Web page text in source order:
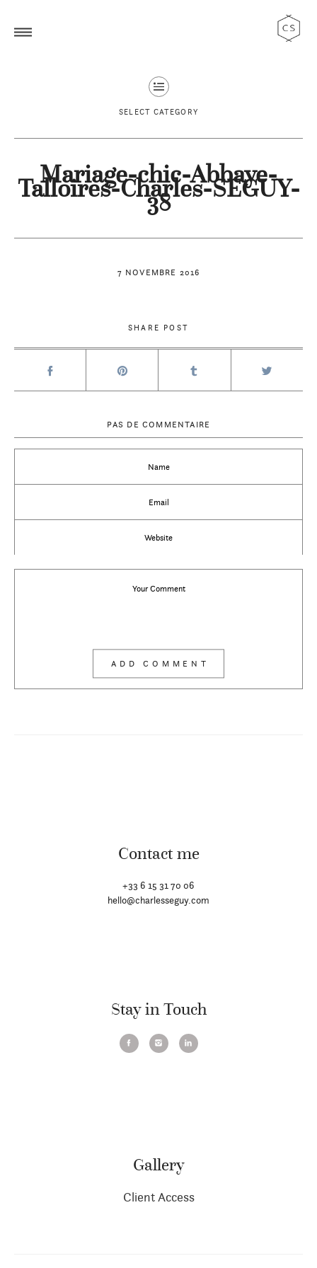
SELECT CATEGORY
7 NOVEMBRE 2016
Mariage-chic-Abbaye-
Talloires-Charles-SEGUY-
38
SHARE POST
PAS DE COMMENTAIRE
Contact me
+33 6 15 31 70 06
hello@charlesseguy.com
Stay in Touch
Gallery
Client Access